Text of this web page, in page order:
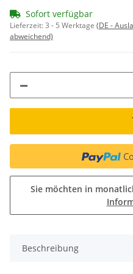
Sofort verfügbar
Lieferzeit:3 - 5 Werktage (DE -
abweichend)
Sie möchten in
Beschreibung